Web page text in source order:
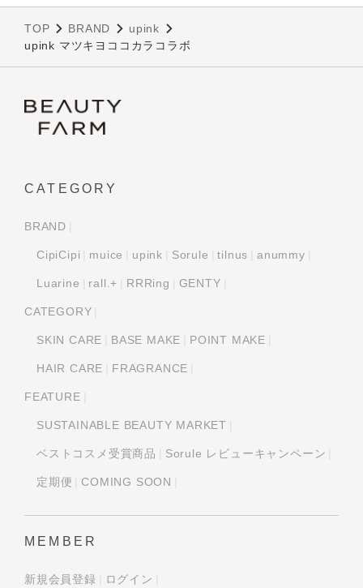
TOP BRAND
upink
upink マツキヨココカラコラボ
CATEGORY
BRAND
CipiCipi muice upink Sorule tilnus anummy
Luarine rall.+ RRRing GENTY
CATEGORY
SKIN CARE BASE MAKE POINT MAKE
HAIR CARE FRAGRANCE
FEATURE
SUSTAINABLE BEAUTY MARKET
ベストコスメ受賞商品 Sorule レビューキャンペーン
定期便 COMING SOON
MEMBER
新規会員登録 ログイン